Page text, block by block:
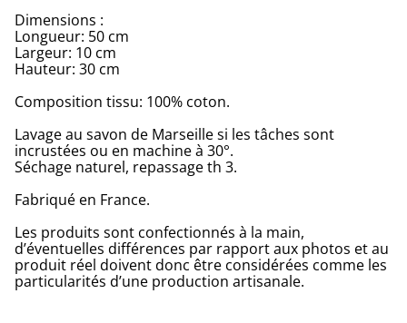
Dimensions :
Longueur: 50 cm
Largeur: 10 cm
Hauteur: 30 cm
Composition tissu: 100% coton.
Lavage au savon de Marseille si les tâches sont
incrustées ou en machine à 30°.
Séchage naturel, repassage th 3.
Fabriqué en France.
Les produits sont confectionnés à la main,
d’éventuelles différences par rapport aux photos et au
produit réel doivent donc être considérées comme les
particularités d’une production artisanale.